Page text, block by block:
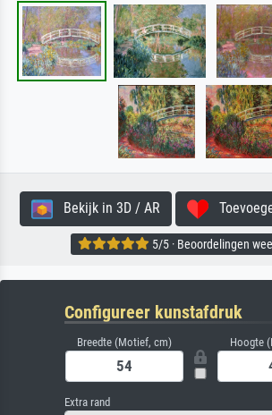
Bekijk in 3D / AR
5/5 · Beoordelingen
Configureer kunstafdruk
Breedte (Motief, cm) Hoogte
Extra rand